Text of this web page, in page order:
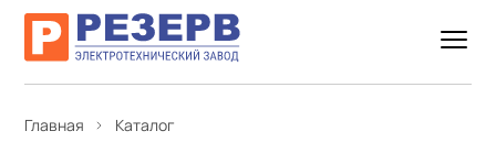
Главная
Каталог